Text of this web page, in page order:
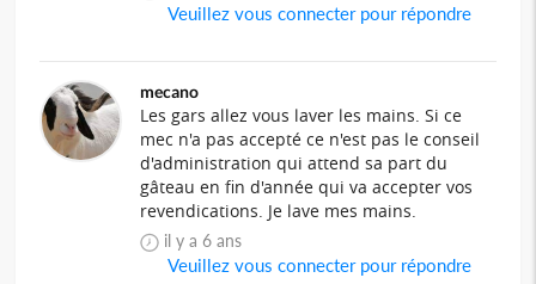
Veuillez vous connecter pour répondre
mecano
Les gars allez vous laver les mains. Si ce
mec n'a pas accepté ce n'est pas le conseil
d'administration qui attend sa part du
gâteau en fin d'année qui va accepter vos
revendications. Je lave mes mains.
il y a 6 ans
Veuillez vous connecter pour répondre